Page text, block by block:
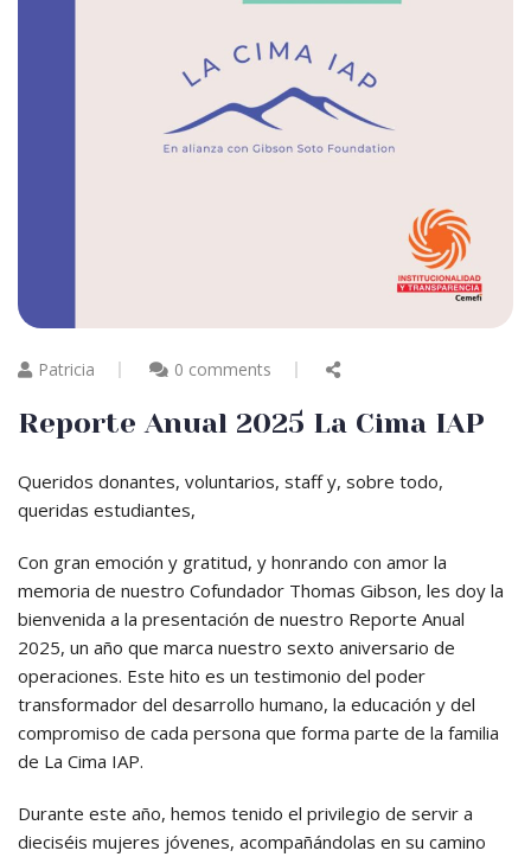
Patricia 0 comments
Reporte Anual 2025 La Cima IAP
Queridos donantes, voluntarios, staff y, sobre todo,
queridas estudiantes,
Con gran emoción y gratitud, y honrando con amor la
memoria de nuestro Cofundador Thomas Gibson, les doy la
bienvenida a la presentación de nuestro Reporte Anual
2025, un año que marca nuestro sexto aniversario de
operaciones. Este hito es un testimonio del poder
transformador del desarrollo humano, la educación y del
compromiso de cada persona que forma parte de la familia
de La Cima IAP.
Durante este año, hemos tenido el privilegio de servir a
dieciséis mujeres jóvenes, acompañándolas en su camino